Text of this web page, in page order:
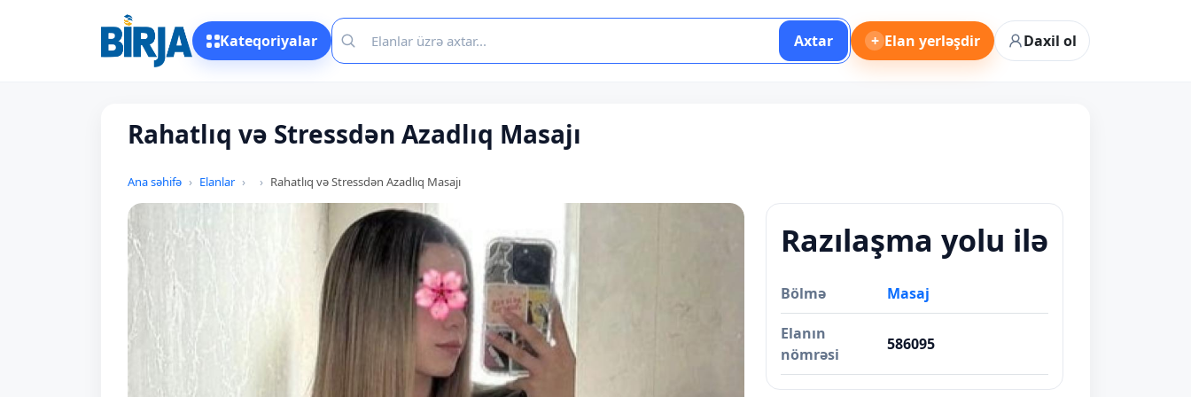
Kateqoriyalar Axtar + Elan yerləşdir Daxil ol
Rahatlıq və Stressdən Azadlıq Masajı
Ana səhifə Elanlar Rahatlıq və Stressdən Azadlıq Masajı
Razılaşma yolu ilə
Bölmə Masaj
Elanın
nömrəsi
586095